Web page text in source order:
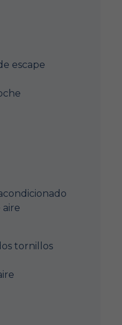
escape
tornillos